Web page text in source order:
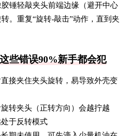
锤轻敲夹头前端边缘（避开中心
。重复“旋转-敲击”动作，直到夹
些错误90%新手都会犯
直接夹住夹头旋转，易导致外壳变
旋转夹头（正转方向）会越拧越
于反转模式